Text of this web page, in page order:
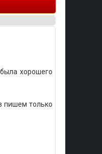
хорошего
пишем только